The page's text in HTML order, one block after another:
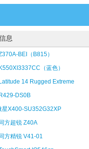
息
BEI（B815）
（蓝色）
14 Rugged Extreme
DS0B
星X400-SU352G32XP
方超锐 Z40A
方精锐 V41-01